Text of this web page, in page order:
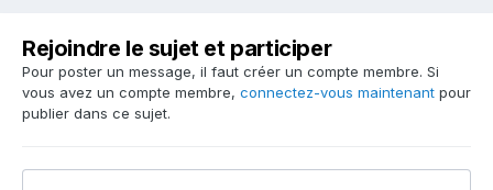
Rejoindre le sujet et participer
Pour poster un message, il faut créer un compte membre. Si
vous avez un compte membre, connectez-vous maintenant pour
publier dans ce sujet.